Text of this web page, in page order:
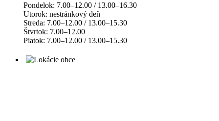
Pondelok: 7.00–12.00 / 13.00–16.30
Utorok: nestránkový deň
Streda: 7.00–12.00 / 13.00–15.30
Štvrtok: 7.00–12.00
Piatok: 7.00–12.00 / 13.00–15.30